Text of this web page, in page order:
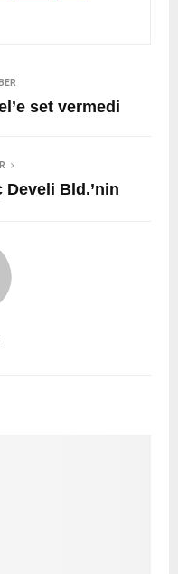
set vermedi
Bld.’nin